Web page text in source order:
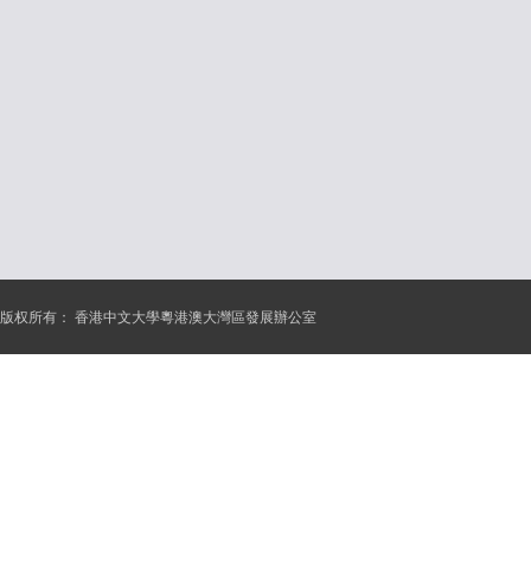
版权所有： 香港中文大學粵港澳大灣區發展辦公室